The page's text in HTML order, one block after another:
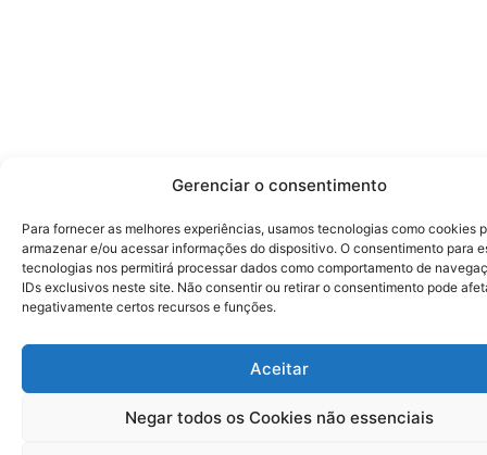
Gerenciar o consentimento
Para fornecer as melhores experiências, usamos tecnologias como cookies
armazenar e/ou acessar informações do dispositivo. O consentimento para
tecnologias nos permitirá processar dados como comportamento de
IDs exclusivos neste site. Não consentir ou retirar o consentimento pode
negativamente certos recursos e funções.
Aceitar
Negar todos os Cookies não essenciais